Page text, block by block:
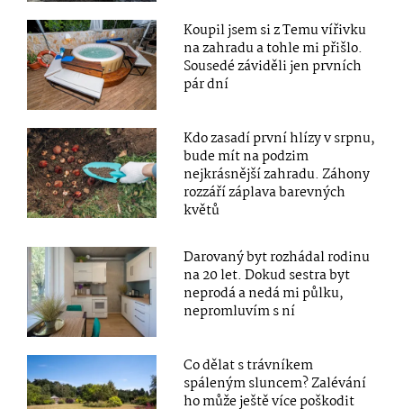
Koupil jsem si z Temu vířivku
na zahradu a tohle mi přišlo.
Sousedé záviděli jen prvních
pár dní
Kdo zasadí první hlízy v srpnu,
bude mít na podzim
nejkrásnější zahradu. Záhony
rozzáří záplava barevných
květů
Darovaný byt rozhádal rodinu
na 20 let. Dokud sestra byt
neprodá a nedá mi půlku,
nepromluvím s ní
Co dělat s trávníkem
spáleným sluncem? Zalévání
ho může ještě více poškodit